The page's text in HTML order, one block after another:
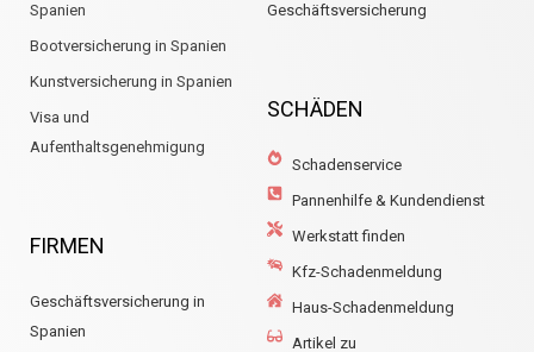
Spanien
Bootversicherung in Spanien
Kunstversicherung in Spanien
Visa und
Aufenthaltsgenehmigung
FIRMEN
Geschäftsversicherung in
Spanien
Geschäftsversicherung
SCHÄDEN
Schadenservice
Pannenhilfe & Kundendienst
Werkstatt finden
Kfz-Schadenmeldung
Haus-Schadenmeldung
Artikel zu